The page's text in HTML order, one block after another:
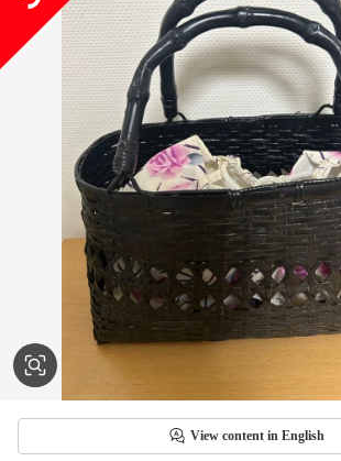
View content in English